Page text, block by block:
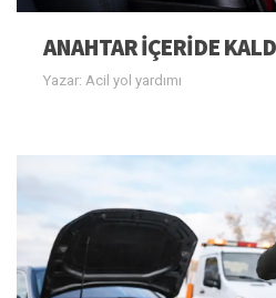
ANAHTAR IÇERIDE
Yazar: Acil yol yardımı